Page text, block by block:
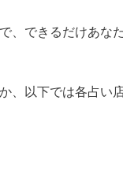
、できるだけあな
、以下では各占い